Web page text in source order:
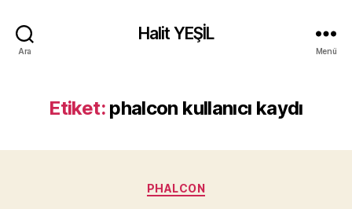
Ara
Halit YEŞİL
Menü
Etiket: phalcon kullanıcı kaydı
Kategoriler
PHALCON